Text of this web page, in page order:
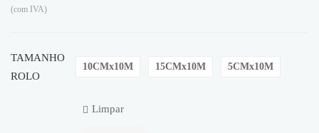
(com IVA)
TAMANHO
ROLO
10CMx10M 15CMx10M 5CMx10M
Limpar